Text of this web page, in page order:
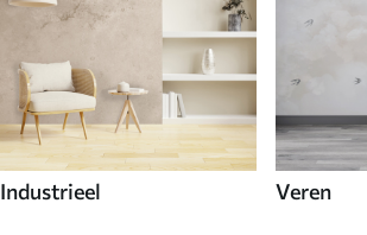
Industrieel Veren